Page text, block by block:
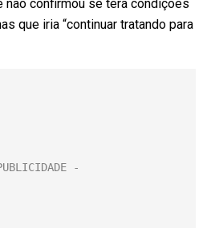
não confirmou se terá condições
que iria “continuar tratando para